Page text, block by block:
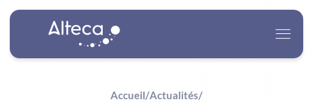
Accueil/Actualités/